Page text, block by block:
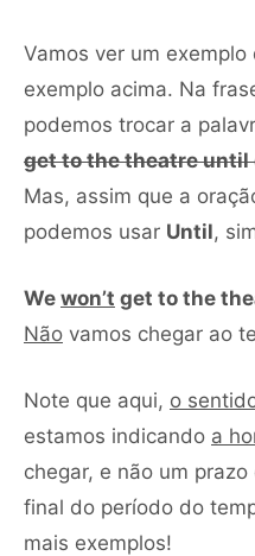
Vamos ver um exemplo
exemplo acima. Na
podemos trocar a
get to the theatre until
Mas, assim que a
podemos usar Until,
We won’t get to the
Não vamos chegar ao
Note que aqui, o
estamos indicando a
chegar, e não um
final do período do
mais exemplos!